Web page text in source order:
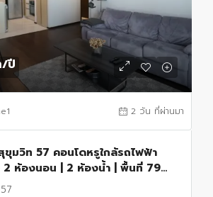
/ปี
2 วัน ที่ผ่านมา
ขุมวิท 57 คอนโดหรูใกล้รถไฟฟ้า
2 ห้องนอน | 2 ห้องน้ำ | พื้นที่ 79